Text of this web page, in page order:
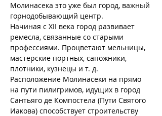
Молинасека это уже был город, важный
горнодобывающий центр.
Начиная с XII века город развивает
ремесла, связанные со старыми
профессиями. Процветают мельницы,
мастерские портных, сапожники,
плотники, кузнецы и т. д.
Расположение Молинасеки на прямо
на пути пилигримов, идущих в город
Сантьяго де Компостела (Пути Святого
Иакова) способствует строительству